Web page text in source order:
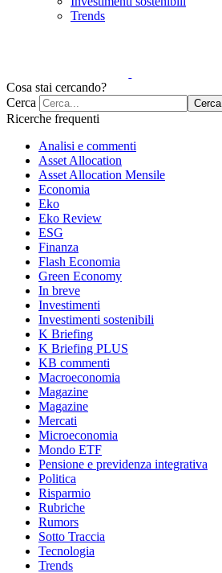
Trends
Cosa stai cercando?
Cerca
Cerca
Ricerche frequenti
Analisi e commenti
Asset Allocation
Asset Allocation Mensile
Economia
Eko
Eko Review
ESG
Finanza
Flash Economia
Green Economy
In breve
Investimenti
Investimenti sostenibili
K Briefing
K Briefing PLUS
KB commenti
Macroeconomia
Magazine
Magazine
Mercati
Microeconomia
Mondo ETF
Pensione e previdenza integrativa
Politica
Risparmio
Rubriche
Rumors
Sotto Traccia
Tecnologia
Trends